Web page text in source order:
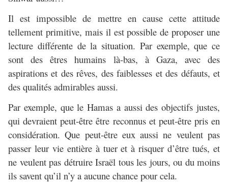
Il est impossible de mettre en cause cette attitude
tellement primitive, mais il est possible de proposer une
lecture différente de la situation. Par exemple, que ce
sont des êtres humains là-bas, à Gaza, avec des
aspirations et des rêves, des faiblesses et des défauts, et
des qualités admirables aussi.
Par exemple, que le Hamas a aussi des objectifs justes,
qui devraient peut-être être reconnus et peut-être pris en
considération. Que peut-être eux aussi ne veulent pas
passer leur vie entière à tuer et à risquer d’être tués, et
ne veulent pas détruire Israël tous les jours, ou du moins
ils savent qu’il n’y a aucune chance pour cela.